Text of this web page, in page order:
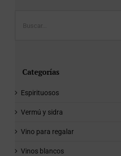
Categorías
Espirituosos
Vermú y sidra
Vino para regalar
Vinos blancos